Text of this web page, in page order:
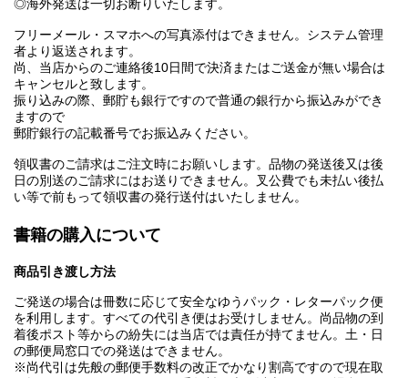
◎海外発送は一切お断りいたします。
フリーメール・スマホへの写真添付はできません。システム管理
者より返送されます。
尚、当店からのご連絡後10日間で決済またはご送金が無い場合は
キャンセルと致します。
振り込みの際、郵貯も銀行ですので普通の銀行から振込みができ
ますので
郵貯銀行の記載番号でお振込みください。
領収書のご請求はご注文時にお願いします。品物の発送後又は後
日の別送のご請求にはお送りできません。叉公費でも未払い後払
い等で前もって領収書の発行送付はいたしません。
書籍の購入について
商品引き渡し方法
ご発送の場合は冊数に応じて安全なゆうパック・レターパック便
を利用します。すべての代引き便はお受けしません。尚品物の到
着後ポスト等からの紛失には当店では責任が持てません。土・日
の郵便局窓口での発送はできません。
※尚代引は先般の郵便手数料の改正でかなり割高ですので現在取